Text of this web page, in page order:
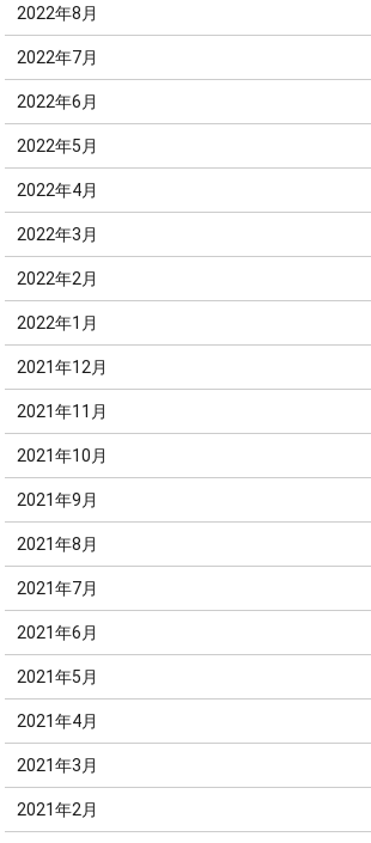
2022年8月
2022年7月
2022年6月
2022年5月
2022年4月
2022年3月
2022年2月
2022年1月
2021年12月
2021年11月
2021年10月
2021年9月
2021年8月
2021年7月
2021年6月
2021年5月
2021年4月
2021年3月
2021年2月